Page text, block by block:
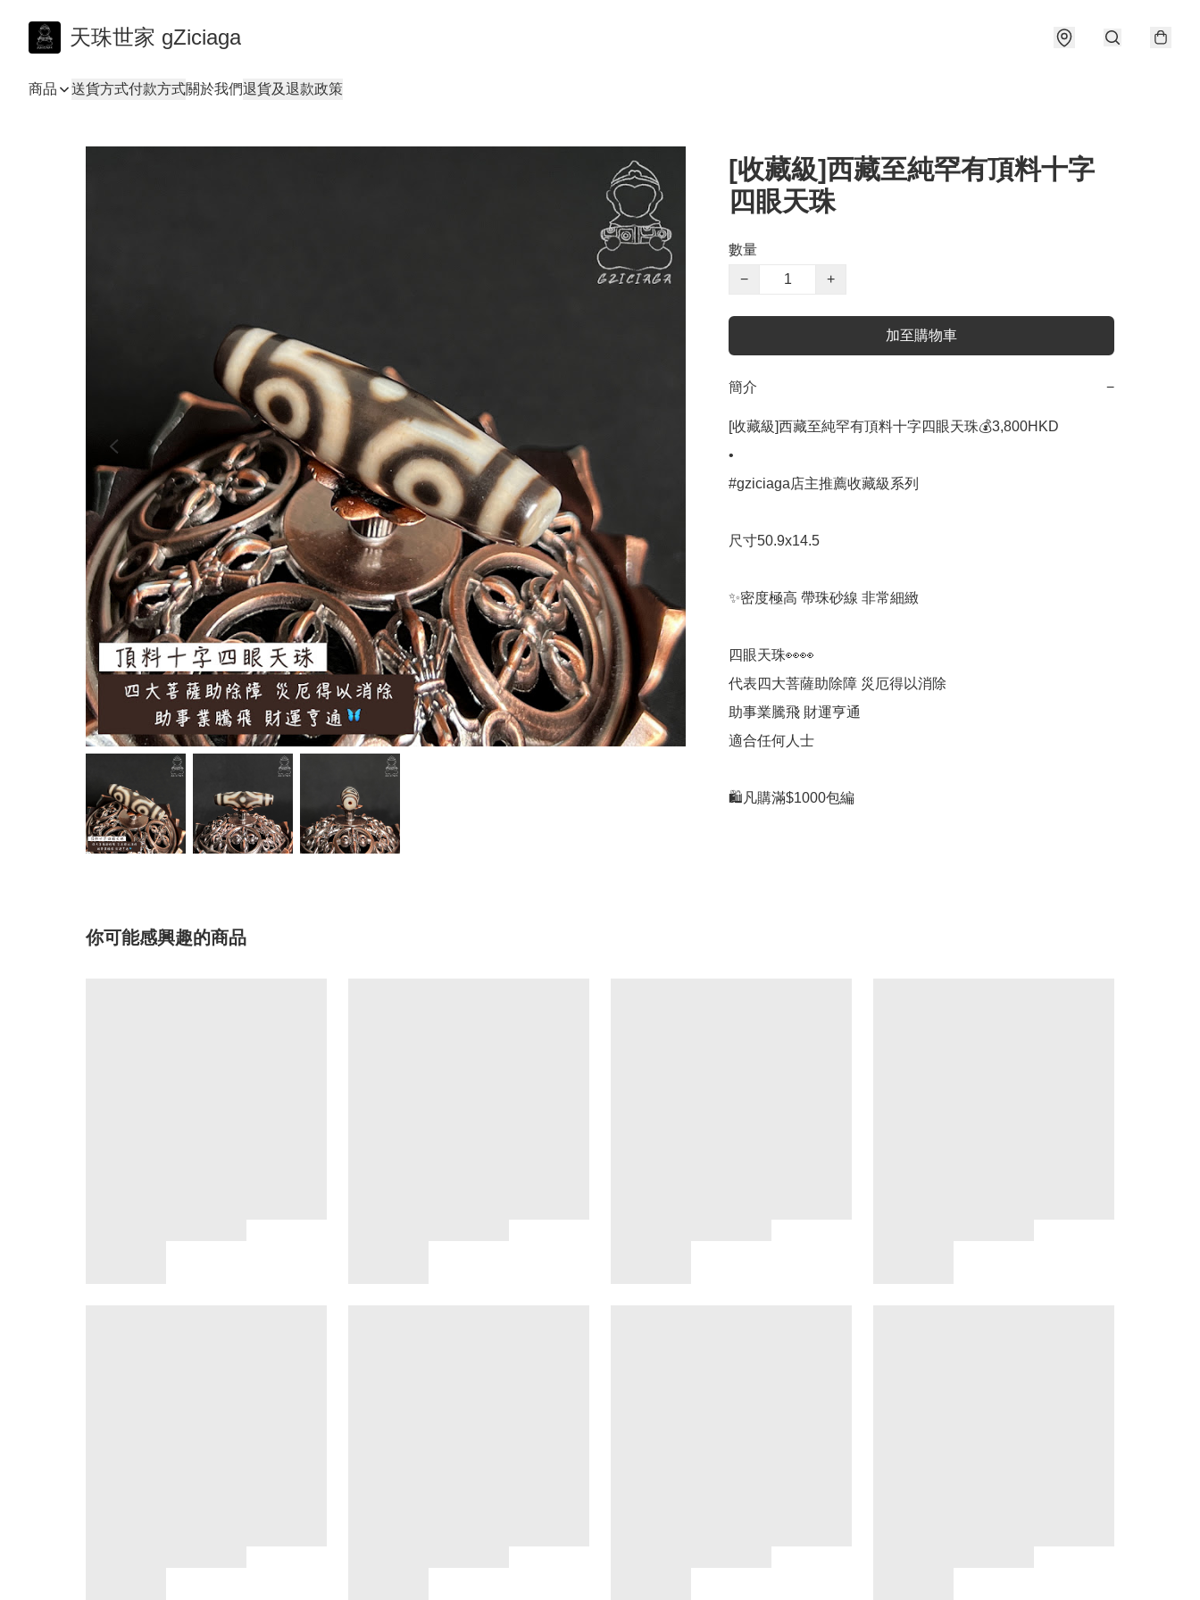
天珠世家 gZiciaga
商品 送貨方式付款方式關於我們退貨及退款政策
[收藏級]西藏至純罕有頂料十字
四眼天珠
數量
−
+
加至購物車
簡介 −
[收藏級]西藏至純罕有頂料十字四眼天珠💰3,800HKD
•
#gziciaga店主推薦收藏級系列
尺寸50.9x14.5
✨密度極高 帶珠砂線 非常細緻
四眼天珠👀👀
代表四大菩薩助除障 災厄得以消除
助事業騰飛 財運亨通
適合任何人士
🛍凡購滿$1000包編
你可能感興趣的商品